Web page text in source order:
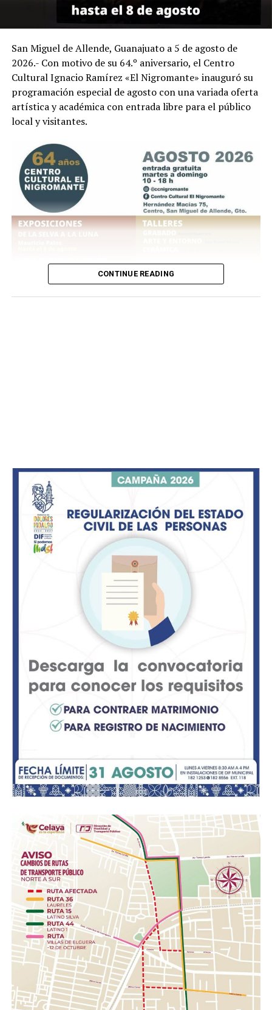
San Miguel de Allende, Guanajuato a 5 de agosto de
2026.- Con motivo de su 64.º aniversario, el Centro
Cultural Ignacio Ramírez «El Nigromante» inauguró su
programación especial de agosto con una variada oferta
artística y académica con entrada libre para el público
local y visitantes.
En su primera semana de celebraciones, el recinto
albergará conciertos de música clásica, diálogos sobre
fotografía documental y presentaciones de literatura
gráfica con la participación directa de creadores e
Viernes 7 de agosto
17:00 hrs. | Concierto de Aniversario: Ensamble Tlapalli
La agrupación integrada por Paola Tovar Deanda
(piano), Eduardo del Valle (violín), Patricia Velázquez
(viola) y Jorge Flores (violonchelo) interpretará un
selecto repertorio de cámara que incluye el Cuarteto K
478 en sol menor de W. A. Mozart y el Cuarteto Op. 67
en la menor del compositor español Joaquín Turina.
permanece» Un espacio para profundizar en el proyecto
documental del fotoperiodista y artista Mauricio Palos,
acompañado en la mesa de análisis por la curadora
Sábado 8 de agosto
12:30 hrs. | Presentación Editorial: «El Nagual. La
leyenda del hombre lobo mexicano» Encuentro con el
autor y creativo Alex Hermógenes, quien compartirá el
proceso de creación e investigación detrás de esta
novela gráfica inspirada en la tradición oral y el folclor
nacional.
ADVERTISEMENT
CONTINUE READING